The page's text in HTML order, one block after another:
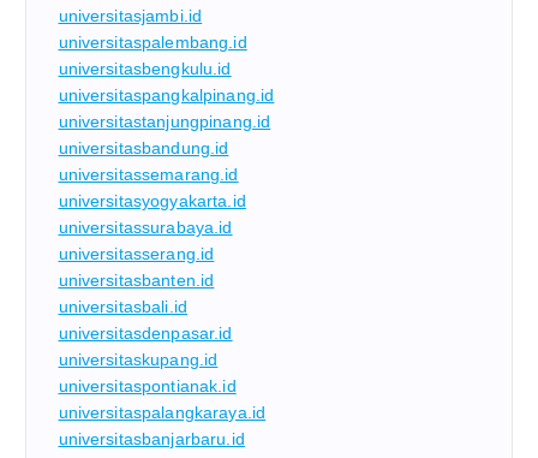
universitasjambi.id
universitaspalembang.id
universitasbengkulu.id
universitaspangkalpinang.id
universitastanjungpinang.id
universitasbandung.id
universitassemarang.id
universitasyogyakarta.id
universitassurabaya.id
universitasserang.id
universitasbanten.id
universitasbali.id
universitasdenpasar.id
universitaskupang.id
universitaspontianak.id
universitaspalangkaraya.id
universitasbanjarbaru.id